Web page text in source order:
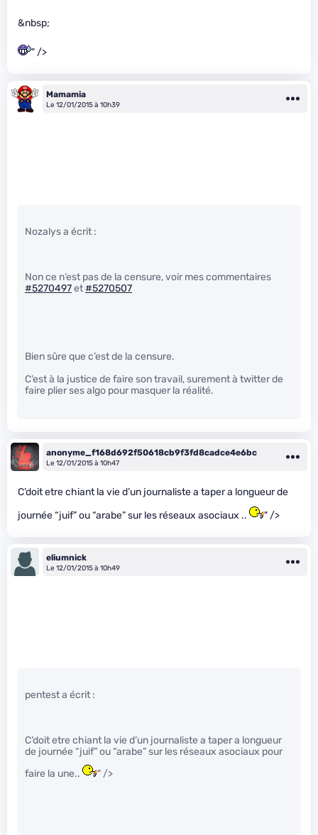
&nbsp;
" />
Mamamia
Le 12/01/2015 à 10h39
Nozalys a écrit :
Non ce n’est pas de la censure, voir mes commentaires
#5270497et#5270507
Bien sûre que c’est de la censure.
C’est à la justice de faire son travail, surement à twitter de
faire plier ses algo pour masquer la réalité.
anonyme_f168d692f50618cb9f3fd8cadce4e6bc
Le 12/01/2015 à 10h47
C’doit etre chiant la vie d’un journaliste a taper a longueur de
journée “juif” ou “arabe” sur les réseaux asociaux ..
" />
eliumnick
Le 12/01/2015 à 10h49
pentest a écrit :
C’doit etre chiant la vie d’un journaliste a taper a longueur
de journée “juif” ou “arabe” sur les réseaux asociaux pour
faire la une..
" />